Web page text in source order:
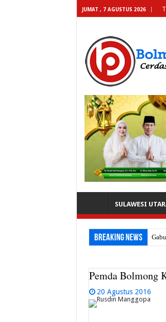
JUMAT , 7 AGUSTUS 2026
SULAWESI
Breaking News
Pemda Bolmong
20 Agustus 2016